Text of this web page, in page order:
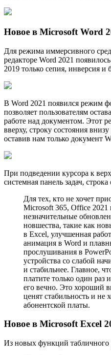
Новое в Microsoft Word
Для режима иммерсивного
редакторе Word 2021
2019 только сепия, инверсия и
В Word 2021 появился режим
позволяет пользователям
работе над документом. Этот
вверху, строку состояния
оставив нам только документ
При подведении курсора к
системная панель задач,
Для тех, кто не хочет
Microsoft 365, Office 2021
незначительные
новшества, такие как
в Excel, улучшенная
анимация в Word и
прослушивания в
устройства со слабой
и стабильнее. Главное,
платите только один раз
его вечно. Это хороший
ценят стабильность и не
абонентской платы.
Новое в Microsoft Excel
Из новых функций табличного